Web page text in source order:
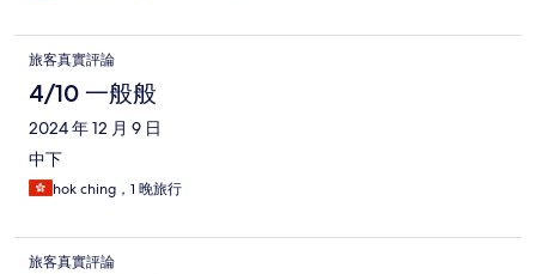
旅客真實評論
4/10 一般般
2024 年 12 月 9 日
中下
hok ching，1 晚旅行
旅客真實評論